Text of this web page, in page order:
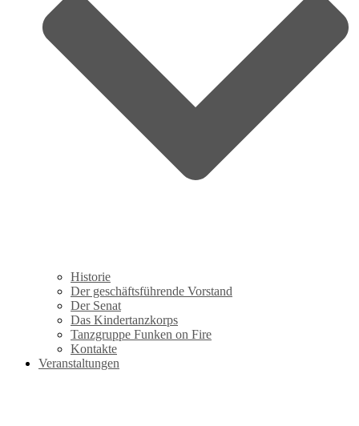
Historie
Der geschäftsführende Vorstand
Der Senat
Das Kindertanzkorps
Tanzgruppe Funken on Fire
Kontakte
Veranstaltungen